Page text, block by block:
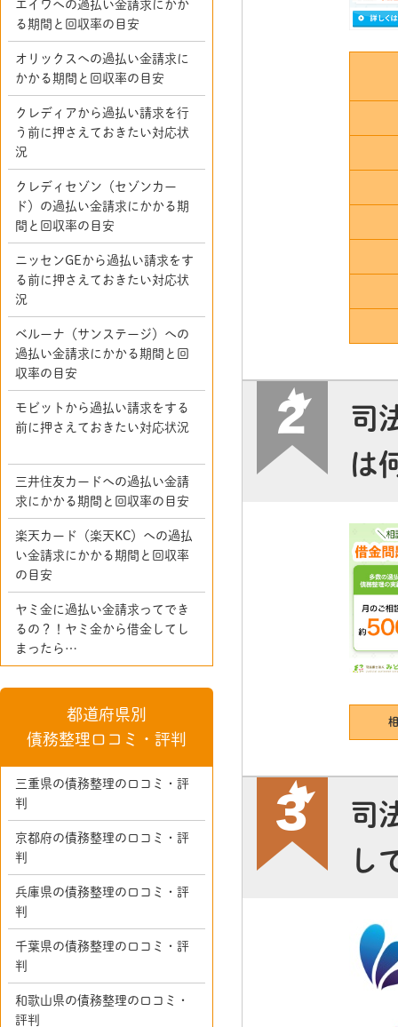
司
は
司
し
エイワへの過払い金請求にかか
る期間と回収率の目安
オリックスへの過払い金請求に
かかる期間と回収率の目安
クレディアから過払い請求を行
う前に押さえておきたい対応状
況
クレディセゾン（セゾンカー
ド）の過払い金請求にかかる期
間と回収率の目安
ニッセンGEから過払い請求をす
る前に押さえておきたい対応状
況
ベルーナ（サンステージ）への
過払い金請求にかかる期間と回
収率の目安
モビットから過払い請求をする
前に押さえておきたい対応状況
三井住友カードへの過払い金請
求にかかる期間と回収率の目安
楽天カード（楽天KC）への過払
い金請求にかかる期間と回収率
の目安
ヤミ金に過払い金請求ってでき
るの？！ヤミ金から借金してし
まったら…
都道府県別
債務整理口コミ・評判
三重県の債務整理の口コミ・評
判
京都府の債務整理の口コミ・評
判
兵庫県の債務整理の口コミ・評
判
千葉県の債務整理の口コミ・評
判
和歌山県の債務整理の口コミ・
評判